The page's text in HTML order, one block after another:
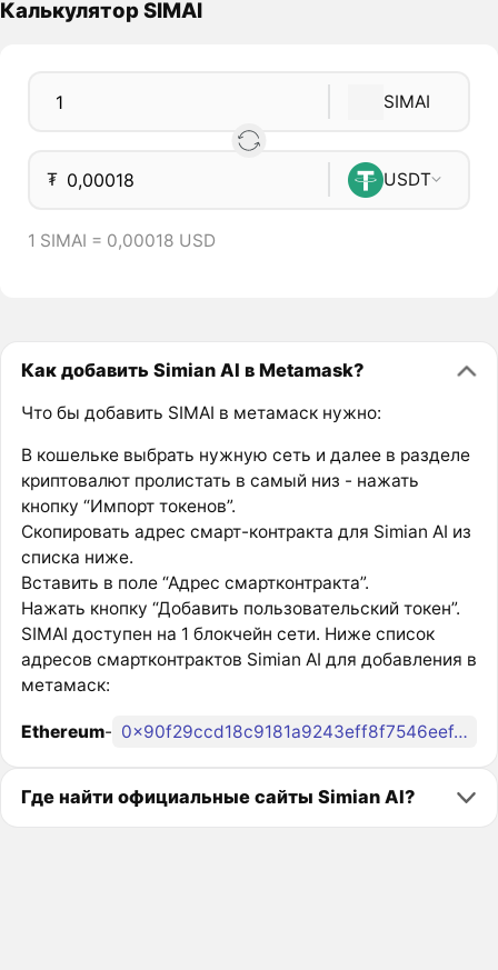
Калькулятор SIMAI
SIMAI
₮ USDT
1 SIMAI = 0,00018 USD
Как добавить Simian AI в Metamask?
Что бы добавить SIMAI в метамаск нужно:
В кошельке выбрать нужную сеть и далее в разделе
криптовалют пролистать в самый низ - нажать
кнопку “Импорт токенов”.
Скопировать адрес смарт-контракта для Simian AI из
списка ниже.
Вставить в поле “Адрес смартконтракта”.
Нажать кнопку “Добавить пользовательский токен”.
SIMAI доступен на 1 блокчейн сети. Ниже список
адресов смартконтрактов Simian AI для добавления в
метамаск:
Ethereum- 0x90f29ccd18c9181a9243eff8f7546eef4b64994c
Где найти официальные сайты Simian AI?